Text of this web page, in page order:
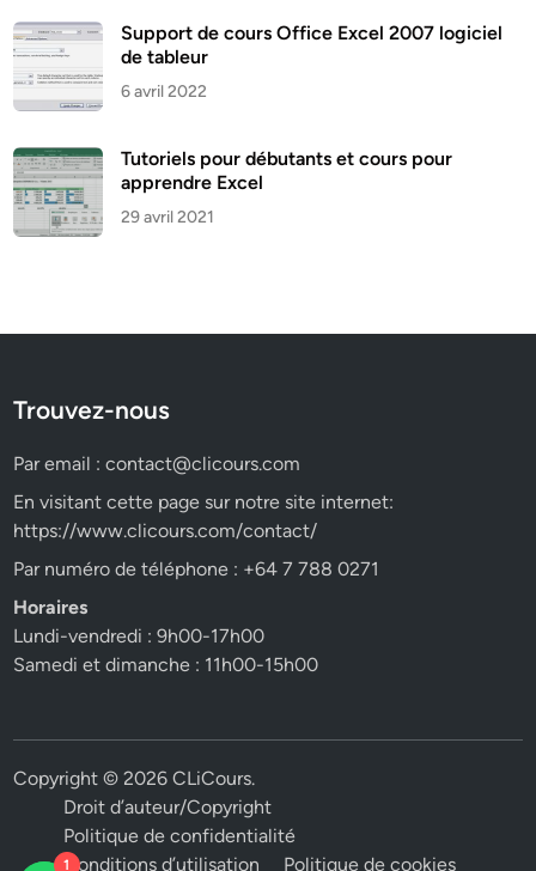
Support de cours Office Excel 2007 logiciel
de tableur
6 avril 2022
Tutoriels pour débutants et cours pour
apprendre Excel
29 avril 2021
Trouvez-nous
Par email :contact@clicours.com
En visitant cette page sur notre site internet:
https://www.clicours.com/contact/
Par numéro de téléphone : +64 7 788 0271
Horaires
Lundi-vendredi : 9h00-17h00
Samedi et dimanche : 11h00-15h00
Copyright © 2026CLiCours.
Droit d’auteur/Copyright
Politique de confidentialité
Conditions d’utilisation
Politique de cookies
1